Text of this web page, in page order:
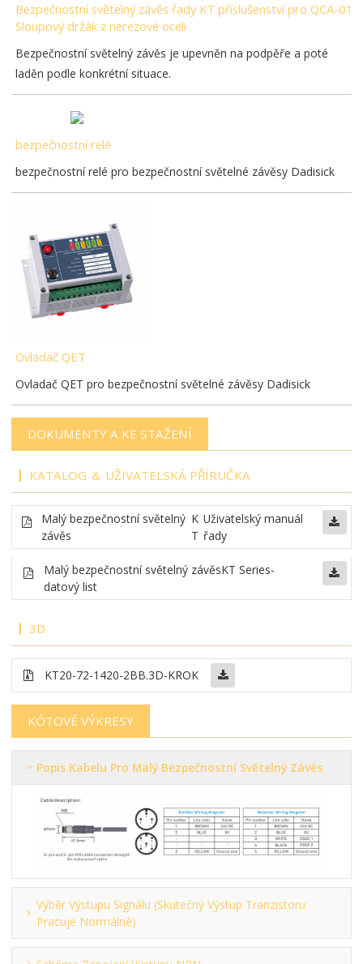
Bezpečnostní světelný závěs řady KT příslušenství pro QCA-01
Sloupový držák z nerezové oceli
Bezpečnostní světelný závěs je upevněn na podpěře a poté
laděn podle konkrétní situace.
bezpečnostní relé
bezpečnostní relé pro bezpečnostní světelné závěsy Dadisick
Ovladač QET
Ovladač QET pro bezpečnostní světelné závěsy Dadisick
DOKUMENTY A KE STAŽENÍ
KATALOG ＆ UŽIVATELSKÁ PŘÍRUČKA
Malý bezpečnostní světelný
závěs
K
T
Uživatelský manuál
řady
Malý bezpečnostní světelný závěsKT Series-
datový list
3D
KT20-72-1420-2BB.3D-KROK
KÓTOVÉ VÝKRESY
Popis Kabelu Pro Malý Bezpečnostní Světelný Závěs
Výběr Výstupu Signálu (skutečný Výstup Tranzistoru
Pracuje Normálně)